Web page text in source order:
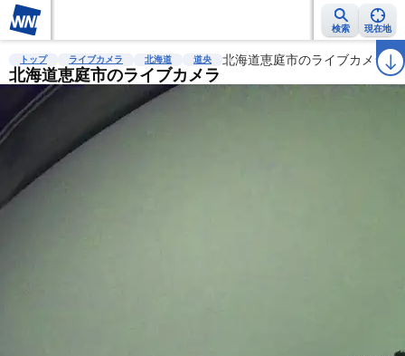
検索 現在地
雨雲レーダー 台風情報 地震情報 警報・注意報 2週間天気 ラ
トップ ライブカメラ 北海道 道央 北海道恵庭市のライブカメラ
北海道恵庭市のライブカメラ